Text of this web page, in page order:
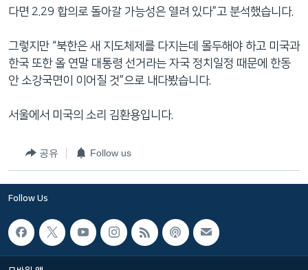
다면 2.29 합의로 돌아갈 가능성은 열려 있다”고 분석했습니다.
그렇지만 “북한은 새 지도체제를 다지는데 몰두해야 하고 미국과
한국 또한 올 연말 대통령 선거라는 자국 정치일정 때문에 한동
안 소강국면이 이어질 것”으로 내다봤습니다.
서울에서 미국의 소리 김환용입니다.
공유 Follow us
Follow Us